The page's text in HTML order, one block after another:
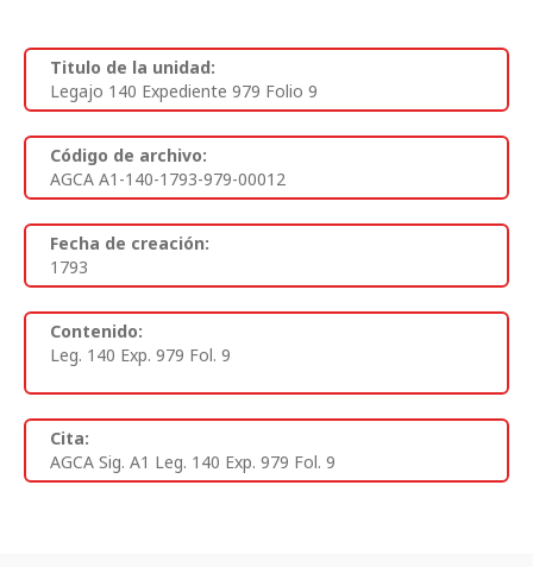
Titulo de la unidad:
Legajo 140 Expediente 979 Folio 9
Código de archivo:
AGCA A1-140-1793-979-00012
Fecha de creación:
1793
Contenido:
Leg. 140 Exp. 979 Fol. 9
Cita:
AGCA Sig. A1 Leg. 140 Exp. 979 Fol. 9